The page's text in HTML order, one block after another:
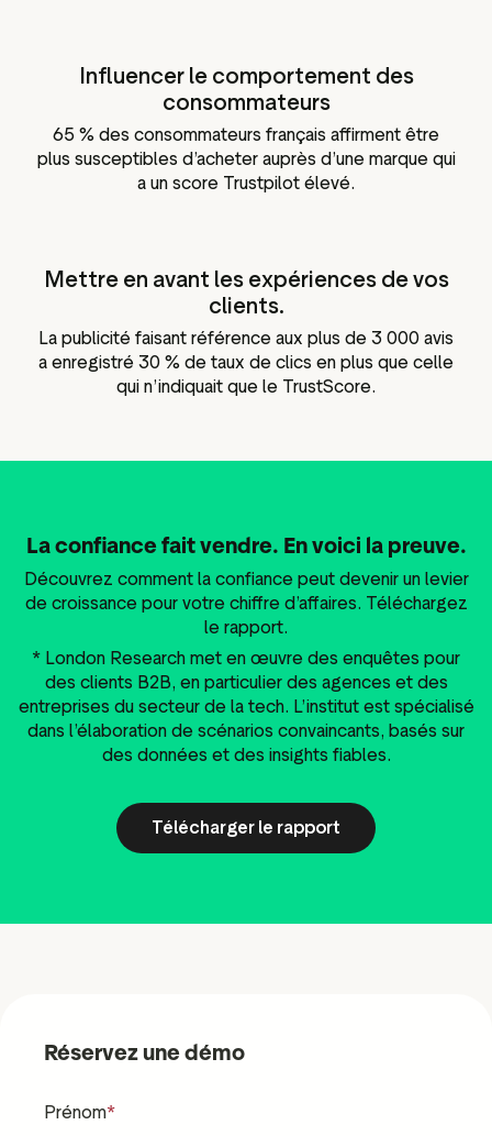
Influencer le comportement des
consommateurs
65 % des consommateurs français affirment être
plus susceptibles d’acheter auprès d’une marque qui
a un score Trustpilot élevé.
Mettre en avant les expériences de vos
clients.
La publicité faisant référence aux plus de 3 000 avis
a enregistré 30 % de taux de clics en plus que celle
qui n’indiquait que le TrustScore.
La confiance fait vendre. En voici la preuve.
Découvrez comment la confiance peut devenir un levier
de croissance pour votre chiffre d’affaires. Téléchargez
le rapport.
* London Research met en œuvre des enquêtes pour
des clients B2B, en particulier des agences et des
entreprises du secteur de la tech. L’institut est spécialisé
dans l’élaboration de scénarios convaincants, basés sur
des données et des insights fiables.
Télécharger le rapport
Réservez une démo
Prénom